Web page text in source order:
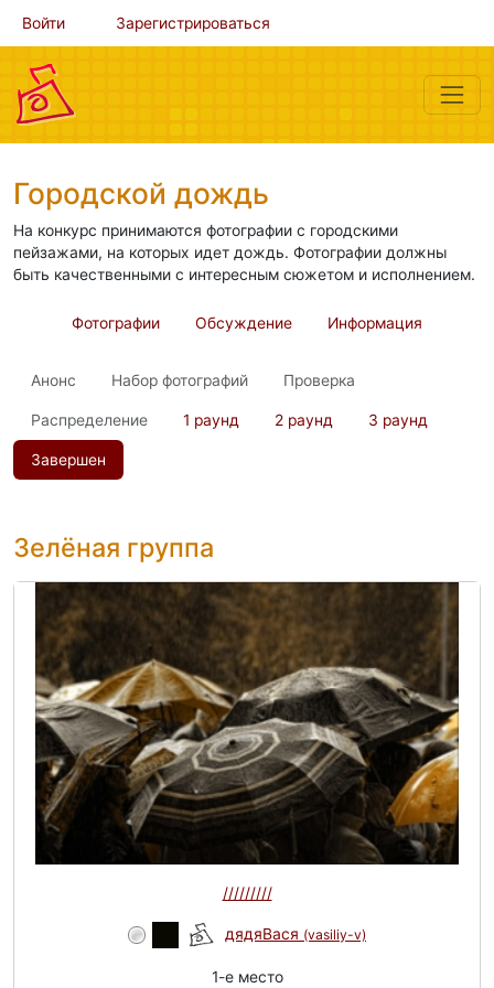
Войти Зарегистрироваться
Городской дождь
На конкурс принимаются фотографии с городскими
пейзажами, на которых идет дождь. Фотографии должны
быть качественными с интересным сюжетом и исполнением.
Фотографии Обсуждение Информация
Анонс Набор фотографий Проверка
Распределение 1 раунд 2 раунд 3 раунд
Завершен
Зелёная группа
/////////
дядяВася (vasiliy-v)
1-e место